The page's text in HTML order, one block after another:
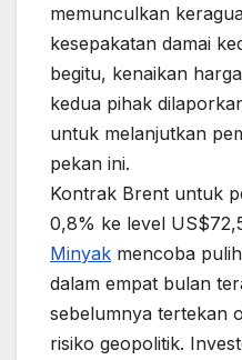
memunculkan
kesepakatan damai
begitu, kenaikan
kedua pihak
untuk melanjutkan
pekan ini.
Kontrak Brent untuk
0,8% ke level
Minyak mencoba
dalam empat bulan
sebelumnya tertekan
risiko geopolitik.